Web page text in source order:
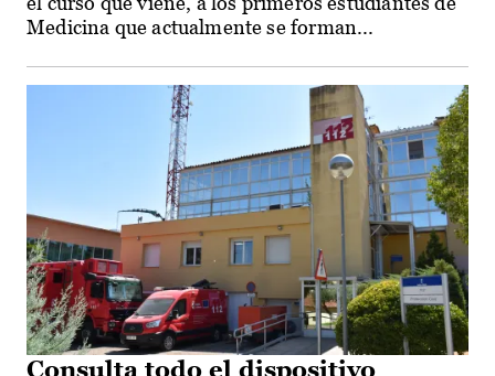
Medicina que actualmente se forman...
Consulta todo el dispositivo